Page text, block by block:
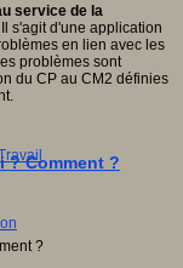
service de la
Il s'agit d'une application
en lien avec les
problèmes sont
du CP au CM2 définies
? Comment ?